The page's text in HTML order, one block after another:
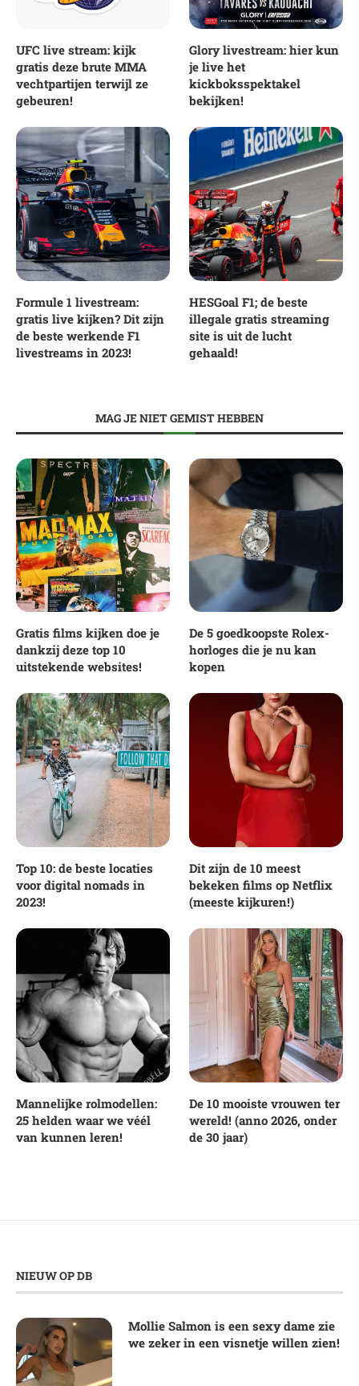
UFC live stream: kijk
gratis deze brute MMA
vechtpartijen terwijl ze
gebeuren!
Glory livestream: hier kun
je live het
kickboksspektakel
bekijken!
Formule 1 livestream:
gratis live kijken? Dit zijn
de beste werkende F1
livestreams in 2023!
HESGoal F1; de beste
illegale gratis streaming
site is uit de lucht
gehaald!
MAG JE NIET GEMIST HEBBEN
Gratis films kijken doe je
dankzij deze top 10
uitstekende websites!
De 5 goedkoopste Rolex-
horloges die je nu kan
kopen
Top 10: de beste locaties
voor digital nomads in
2023!
Dit zijn de 10 meest
bekeken films op Netflix
(meeste kijkuren!)
Mannelijke rolmodellen:
25 helden waar we véél
van kunnen leren!
De 10 mooiste vrouwen ter
wereld! (anno 2026, onder
de 30 jaar)
NIEUW OP DB
Mollie Salmon is een sexy dame zie
we zeker in een visnetje willen zien!